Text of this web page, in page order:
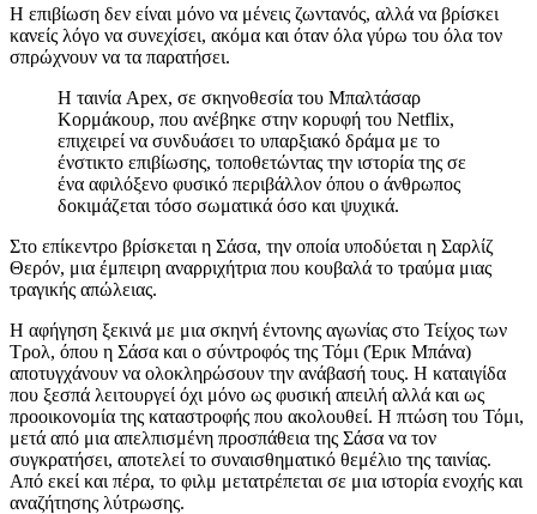
Η επιβίωση δεν είναι μόνο να μένεις ζωντανός, αλλά να βρίσκει
κανείς λόγο να συνεχίσει, ακόμα και όταν όλα γύρω του όλα τον
σπρώχνουν να τα παρατήσει.
Η ταινία Apex, σε σκηνοθεσία του Μπαλτάσαρ
Κορμάκουρ, που ανέβηκε στην κορυφή του Netflix,
επιχειρεί να συνδυάσει το υπαρξιακό δράμα με το
ένστικτο επιβίωσης, τοποθετώντας την ιστορία της σε
ένα αφιλόξενο φυσικό περιβάλλον όπου ο άνθρωπος
δοκιμάζεται τόσο σωματικά όσο και ψυχικά.
Στο επίκεντρο βρίσκεται η Σάσα, την οποία υποδύεται η Σαρλίζ
Θερόν, μια έμπειρη αναρριχήτρια που κουβαλά το τραύμα μιας
τραγικής απώλειας.
Η αφήγηση ξεκινά με μια σκηνή έντονης αγωνίας στο Τείχος των
Τρολ, όπου η Σάσα και ο σύντροφός της Τόμι (Έρικ Μπάνα)
αποτυγχάνουν να ολοκληρώσουν την ανάβασή τους. Η καταιγίδα
που ξεσπά λειτουργεί όχι μόνο ως φυσική απειλή αλλά και ως
προοικονομία της καταστροφής που ακολουθεί. Η πτώση του Τόμι,
μετά από μια απελπισμένη προσπάθεια της Σάσα να τον
συγκρατήσει, αποτελεί το συναισθηματικό θεμέλιο της ταινίας.
Από εκεί και πέρα, το φιλμ μετατρέπεται σε μια ιστορία ενοχής και
αναζήτησης λύτρωσης.